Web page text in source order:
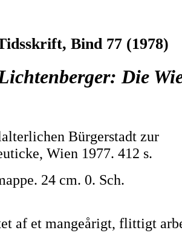
Bind 77 (1978)
Die
Bürgerstadt zur
Wien 1977. 412 s.
24 cm. 0. Sch.
af et mangeårigt, flittigt